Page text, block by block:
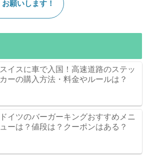
スイスに車で入国！高速道路のステッ
カーの購入方法・料金やルールは？
ドイツのバーガーキングおすすめメニ
ューは？値段は？クーポンはある？